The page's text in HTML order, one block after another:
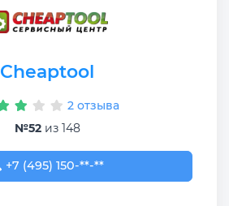
Cheaptool
2 отзыва
№52из 148
+7 (495) 150-22-50
+7 (495) 150-**-**